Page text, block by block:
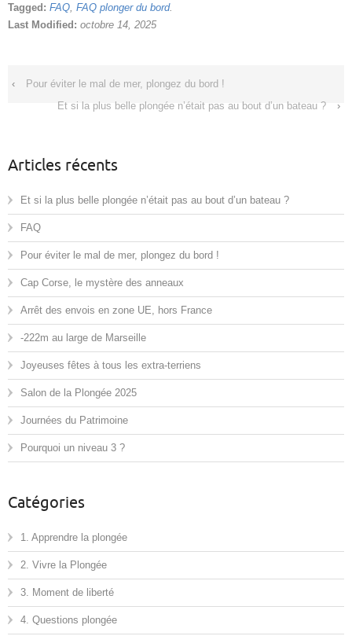
Tagged: FAQ FAQ plonger du bord.
Last Modified: octobre 14, 2025
‹
Pour éviter le mal de mer, plongez du bord !
Et si la plus belle plongée n’était pas au bout d’un bateau ?
›
Articles récents
Et si la plus belle plongée n’était pas au bout d’un bateau ?
FAQ
Pour éviter le mal de mer, plongez du bord !
Cap Corse, le mystère des anneaux
Arrêt des envois en zone UE, hors France
-222m au large de Marseille
Joyeuses fêtes à tous les extra-terriens
Salon de la Plongée 2025
Journées du Patrimoine
Pourquoi un niveau 3 ?
Catégories
1. Apprendre la plongée
2. Vivre la Plongée
3. Moment de liberté
4. Questions plongée